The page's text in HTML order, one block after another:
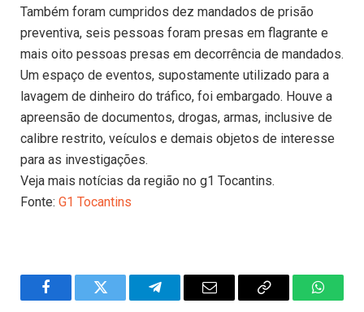
Também foram cumpridos dez mandados de prisão
preventiva, seis pessoas foram presas em flagrante e
mais oito pessoas presas em decorrência de mandados.
Um espaço de eventos, supostamente utilizado para a
lavagem de dinheiro do tráfico, foi embargado. Houve a
apreensão de documentos, drogas, armas, inclusive de
calibre restrito, veículos e demais objetos de interesse
para as investigações.
Veja mais notícias da região no g1 Tocantins.
Fonte: G1 Tocantins
FacebookTwitter TelegramEmail Copy